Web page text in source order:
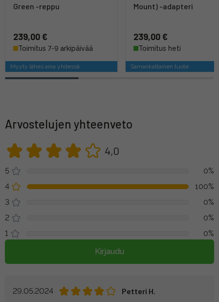
Green -reppu
239,00 €
Toimitus 7-9 arkipäivää
Myyty lähes aina yhdessä
Mount) -adapteri
239,00 €
Toimitus heti
Samankaltainen tuote
Arvostelujen yhteenveto
4,0
5
0%
4
100%
3
0%
2
0%
1
0%
Kirjaudu
29.05.2024
Petteri H.